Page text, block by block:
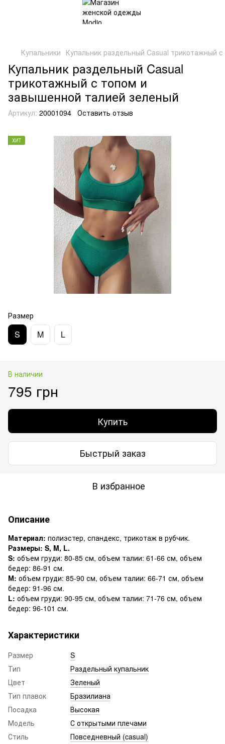
Купальники Купальник раздельный Casual трикотажный
Купальник раздельный Casual
трикотажный с топом и
завышенной талией зеленый
Артикул: 20001094 Оставить отзыв
ХИТ
Размер
S M L
В наличии
795 грн
Купить
Быстрый заказ
В избранное
Описание
Материал: полиэстер, спандекс, трикотаж в рубчик.
Размеры: S, M, L.
S: объем груди: 80-85 см, объем талии: 61-66 см, объем
бедер: 86-91 см.
М: объем груди: 85-90 см, объем талии: 66-71 см, объем
бедер: 91-96 см.
L: объем груди: 90-95 см, объем талии: 71-76 см, объем
бедер: 96-101 см.
Характеристики
Размер
S
Тип
Раздельный купальник
Цвет
Зеленый
Тип плавок
Бразилиана
Посадка
Высокая
Модель
С открытыми плечами
Стиль
Повседневный (casual)